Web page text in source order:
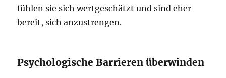
fühlen sie sich wertgeschätzt und sind eher
bereit, sich anzustrengen.
Psychologische Barrieren überwinden